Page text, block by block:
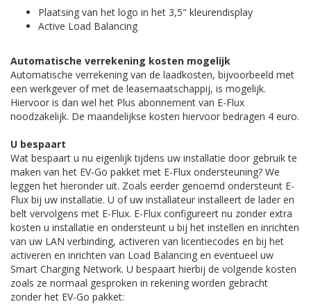
Plaatsing van het logo in het 3,5" kleurendisplay
Active Load Balancing
Automatische verrekening kosten mogelijk
Automatische verrekening van de laadkosten, bijvoorbeeld met
een werkgever of met de leasemaatschappij, is mogelijk.
Hiervoor is dan wel het Plus abonnement van E-Flux
noodzakelijk. De maandelijkse kosten hiervoor bedragen 4 euro.
U bespaart
Wat bespaart u nu eigenlijk tijdens uw installatie door gebruik te
maken van het EV-Go pakket met E-Flux ondersteuning? We
leggen het hieronder uit. Zoals eerder genoemd ondersteunt E-
Flux bij uw installatie. U of uw installateur installeert de lader en
belt vervolgens met E-Flux. E-Flux configureert nu zonder extra
kosten u installatie en ondersteunt u bij het instellen en inrichten
van uw LAN verbinding, activeren van licentiecodes en bij het
activeren en inrichten van Load Balancing en eventueel uw
Smart Charging Network. U bespaart hierbij de volgende kosten
zoals ze normaal gesproken in rekening worden gebracht
zonder het EV-Go pakket: